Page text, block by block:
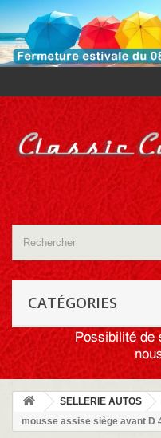
CATÉGORIES
SELLERIE AUTOS
mousse assise siège avant D